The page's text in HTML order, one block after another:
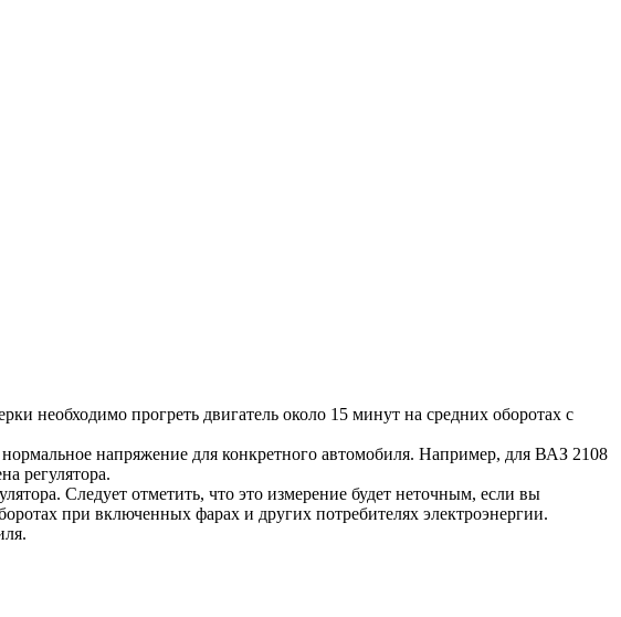
необходимо прогреть двигатель около 15 минут на средних оборотах с
напряжение для конкретного автомобиля. Например, для ВАЗ 2108
регулятора.
Следует отметить, что это измерение будет неточным, если вы
при включенных фарах и других потребителях электроэнергии.